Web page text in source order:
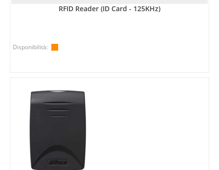
RFID Reader (ID Card - 125KHz)
Disponibilità: